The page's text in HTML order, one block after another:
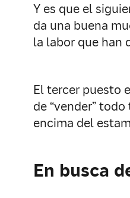
Y es que el
da una buena
la labor que han
El tercer puesto
de “vender”
encima del
En busca